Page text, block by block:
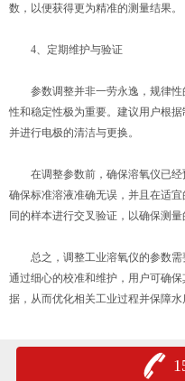
数，以便获得更为精准的测量结果。
4、定期维护与验证
参数调整并非一劳永逸，规律性
性和稳定性极为重要。建议用户根
并进行电极的清洁与更换。
在调整参数前，确保溶氧仪已经
确保标准溶液准确无误，并且在适
同的样本进行交叉验证，以确保测量
总之，调整工业溶氧仪的参数需
通过细心的校准和维护，用户可确
据，从而优化相关工业过程并保障水